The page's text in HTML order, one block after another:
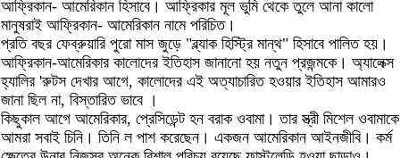
আফ্রিকান- আমেরিকান হিসাবে। আফ্রিকার মূল ভুমি থেকে তুলে আনা কালো
মানুষরাই আফ্রিকান- আমেরিকান নামে পরিচিত।
প্রতি বছর ফেব্রুয়ারি পুরো মাস জুড়ে "ব্ল্যাক হিস্ট্রি মান্থ" হিসাবে পালিত হয়।
আফ্রিকান-আমেরিকার কালোদের ইতিহাস জানানো হয় নতুন প্রজন্মকে। অ্যালেক্স
হ্যালির 'রুটস দেখার আগে, কালোদের এই অত্যাচারিত হওয়ার ইতিহাস আমারও
জানা ছিল না, বিস্তারিত ভাবে ।
কিছুকাল আগে আমেরিকার, প্রেসিডেন্ট হন বরাক ওবামা। তার স্ত্রী মিশেল ওবামাকে
আমরা সবাই চিনি। তিনি ল পাশ করেছেন। একজন আমেরিকান আইনজীবি। কর্ম